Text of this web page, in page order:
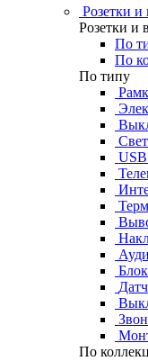
Розетки и
Розетки и
По
По
По типу
USB
По